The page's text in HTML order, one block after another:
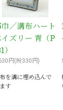
巾／溝布ハート
イズリー 青（P
）
円(税330円)
を溝に埋め込んで
す